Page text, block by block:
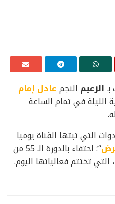
الزعيم النجمعادل إمام
الليلة في تمام الساعة
التي تبثها القناة يوميا
“؛ احتفاء بالدورة الـ 55 من
تختتم فعالياتها اليوم.